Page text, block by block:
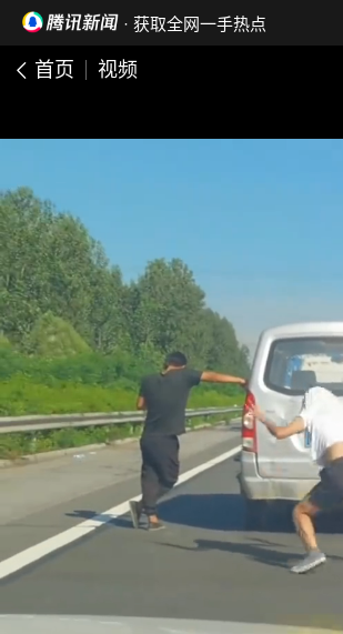
· 获取全网一手热点
首页 视频